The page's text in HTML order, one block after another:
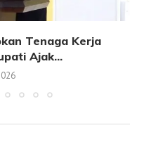
Tenaga Kerja
Ajak...